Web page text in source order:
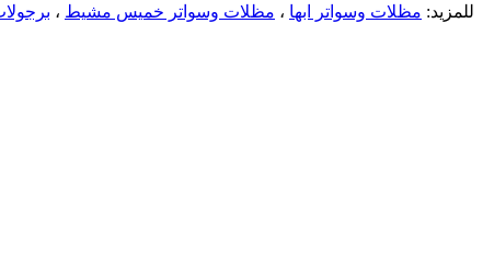
للمزيد: مظلات وسواتر ابها ، مظلات وسواتر خميس مشيط ،